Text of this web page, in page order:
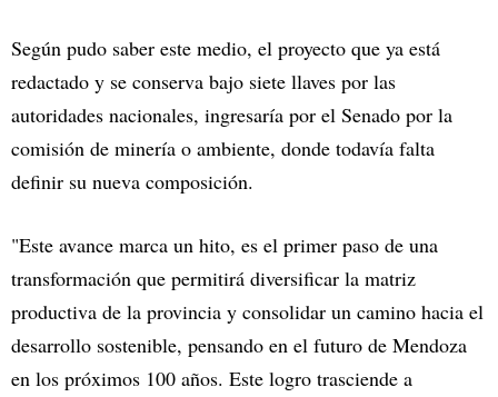
Según pudo saber este medio, el proyecto que ya está
redactado y se conserva bajo siete llaves por las
autoridades nacionales, ingresaría por el Senado por la
comisión de minería o ambiente, donde todavía falta
definir su nueva composición.
"Este avance marca un hito, es el primer paso de una
transformación que permitirá diversificar la matriz
productiva de la provincia y consolidar un camino hacia el
desarrollo sostenible, pensando en el futuro de Mendoza
en los próximos 100 años. Este logro trasciende a